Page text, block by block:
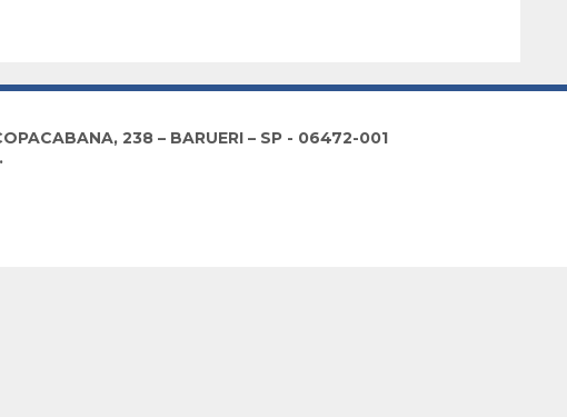
238 – BARUERI – SP - 06472-001